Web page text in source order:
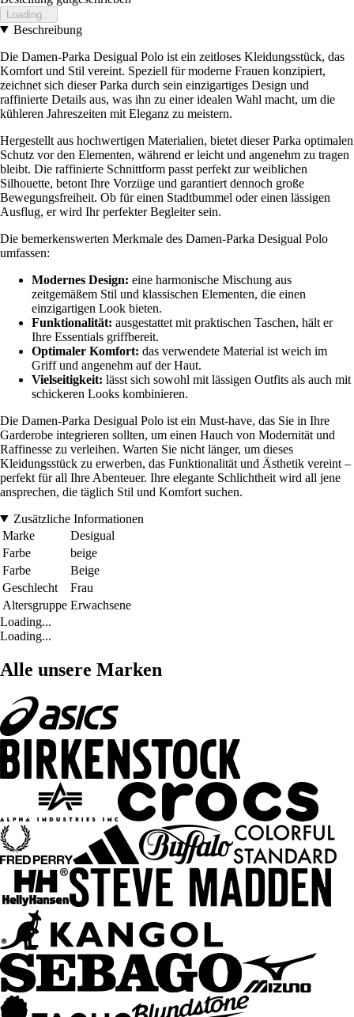
Loading...
Beschreibung
Die Damen-Parka Desigual Polo ist ein zeitloses Kleidungsstück, das
Komfort und Stil vereint. Speziell für moderne Frauen konzipiert,
zeichnet sich dieser Parka durch sein einzigartiges Design und
raffinierte Details aus, was ihn zu einer idealen Wahl macht, um die
kühleren Jahreszeiten mit Eleganz zu meistern.
Hergestellt aus hochwertigen Materialien, bietet dieser Parka optimalen
Schutz vor den Elementen, während er leicht und angenehm zu tragen
bleibt. Die raffinierte Schnittform passt perfekt zur weiblichen
Silhouette, betont Ihre Vorzüge und garantiert dennoch große
Bewegungsfreiheit. Ob für einen Stadtbummel oder einen lässigen
Ausflug, er wird Ihr perfekter Begleiter sein.
Die bemerkenswerten Merkmale des Damen-Parka Desigual Polo
umfassen:
Modernes Design: eine harmonische Mischung aus
zeitgemäßem Stil und klassischen Elementen, die einen
einzigartigen Look bieten.
Funktionalität: ausgestattet mit praktischen Taschen, hält er
Ihre Essentials griffbereit.
Optimaler Komfort: das verwendete Material ist weich im
Griff und angenehm auf der Haut.
Vielseitigkeit: lässt sich sowohl mit lässigen Outfits als auch mit
schickeren Looks kombinieren.
Die Damen-Parka Desigual Polo ist ein Must-have, das Sie in Ihre
Garderobe integrieren sollten, um einen Hauch von Modernität und
Raffinesse zu verleihen. Warten Sie nicht länger, um dieses
Kleidungsstück zu erwerben, das Funktionalität und Ästhetik vereint –
perfekt für all Ihre Abenteuer. Ihre elegante Schlichtheit wird all jene
ansprechen, die täglich Stil und Komfort suchen.
Zusätzliche Informationen
Marke
Desigual
Farbe
beige
Farbe
Beige
Geschlecht
Frau
Altersgruppe Erwachsene
Loading...
Loading...
Alle unsere Marken